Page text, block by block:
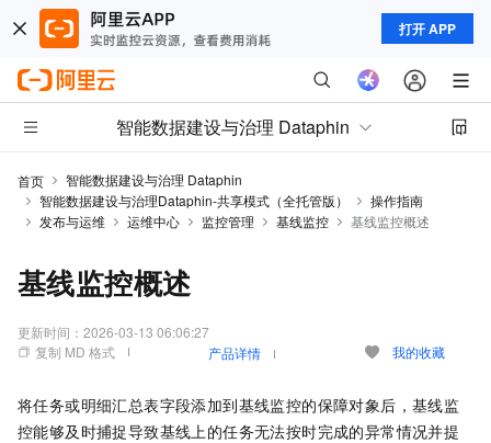
打开 APP
智能数据建设与治理 Dataphin
首页
智能数据建设与治理 Dataphin
智能数据建设与治理Dataphin-共享模式（全托管版）
操作指南
发布与运维
运维中心 监控管理 基线监控 基线监控概述
基线监控概述
更新时间： 2026-03-13 06:06:27
复制 MD 格式
产品详情 我的收藏
将任务或明细汇总表字段添加到基线监控的保障对象后，基线监
控能够及时捕捉导致基线上的任务无法按时完成的异常情况并提